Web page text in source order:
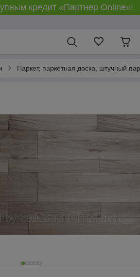
кредит «Партнер Online»!
Паркет, паркетная доска, штучный